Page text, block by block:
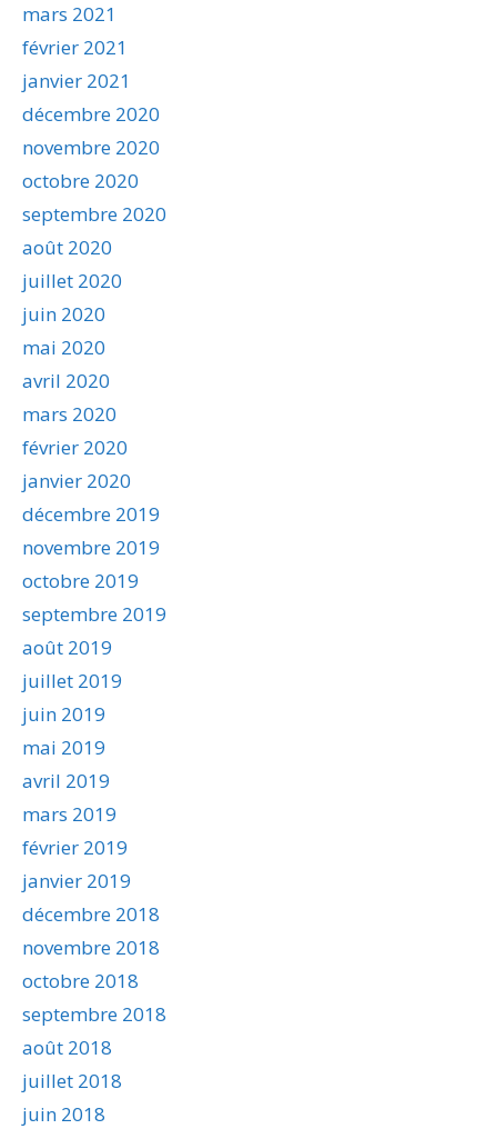
mars 2021
février 2021
janvier 2021
décembre 2020
novembre 2020
octobre 2020
septembre 2020
août 2020
juillet 2020
juin 2020
mai 2020
avril 2020
mars 2020
février 2020
janvier 2020
décembre 2019
novembre 2019
octobre 2019
septembre 2019
août 2019
juillet 2019
juin 2019
mai 2019
avril 2019
mars 2019
février 2019
janvier 2019
décembre 2018
novembre 2018
octobre 2018
septembre 2018
août 2018
juillet 2018
juin 2018